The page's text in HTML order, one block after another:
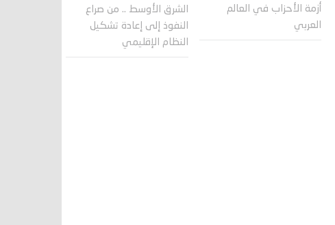
أزمة الأحزاب في العالم
العربي
الشرق الأوسط .. من صراع
النفوذ إلى إعادة تشكيل
النظام الإقليمي